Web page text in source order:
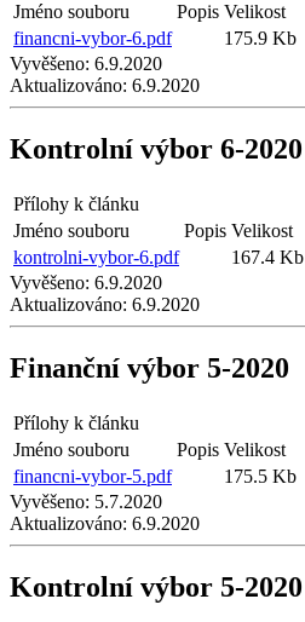
Jméno souboru
Popis Velikost
financni-vybor-6.pdf
175.9 Kb
Vyvěšeno: 6.9.2020
Aktualizováno: 6.9.2020
Kontrolní výbor 6-2020
Přílohy k článku
Jméno souboru
Popis Velikost
kontrolni-vybor-6.pdf
167.4 Kb
Vyvěšeno: 6.9.2020
Aktualizováno: 6.9.2020
Finanční výbor 5-2020
Přílohy k článku
Jméno souboru
Popis Velikost
financni-vybor-5.pdf
175.5 Kb
Vyvěšeno: 5.7.2020
Aktualizováno: 6.9.2020
Kontrolní výbor 5-2020